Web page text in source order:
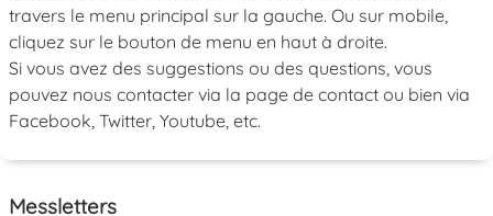
travers le menu principal sur la gauche. Ou sur mobile,
cliquez sur le bouton de menu en haut à droite.
Si vous avez des suggestions ou des questions, vous
pouvez nous contacter via la page de contact ou bien via
Facebook, Twitter, Youtube, etc.
Messletters